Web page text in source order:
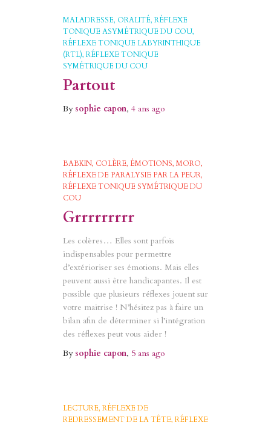
MALADRESSE ORALITÉ RÉFLEXE
TONIQUE ASYMÉTRIQUE DU COU
RÉFLEXE TONIQUE LABYRINTHIQUE
(RTL) RÉFLEXE TONIQUE
SYMÉTRIQUE DU COU
Partout
By sophie capon, 4 ans ago
BABKIN COLÈRE ÉMOTIONS MORO
RÉFLEXE DE PARALYSIE PAR LA PEUR
RÉFLEXE TONIQUE SYMÉTRIQUE DU
COU
Grrrrrrrrr
Les colères… Elles sont parfois
indispensables pour permettre
d’extérioriser ses émotions. Mais elles
peuvent aussi être handicapantes. Il est
possible que plusieurs réflexes jouent sur
votre maitrise ! N’hésitez pas à faire un
bilan afin de déterminer si l’intégration
des réflexes peut vous aider !
By sophie capon, 5 ans ago
LECTURE RÉFLEXE DE
REDRESSEMENT DE LA TÊTE RÉFLEXE